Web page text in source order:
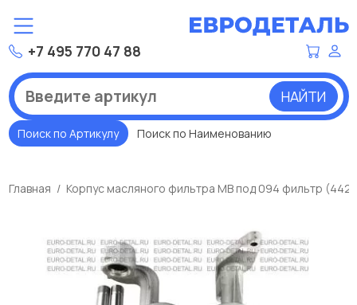
+7 495 770 47 88
НАЙТИ
Поиск по Артикулу Поиск по Наименованию
Главная Корпус масляного фильтра МВ под 094 фильтр (442